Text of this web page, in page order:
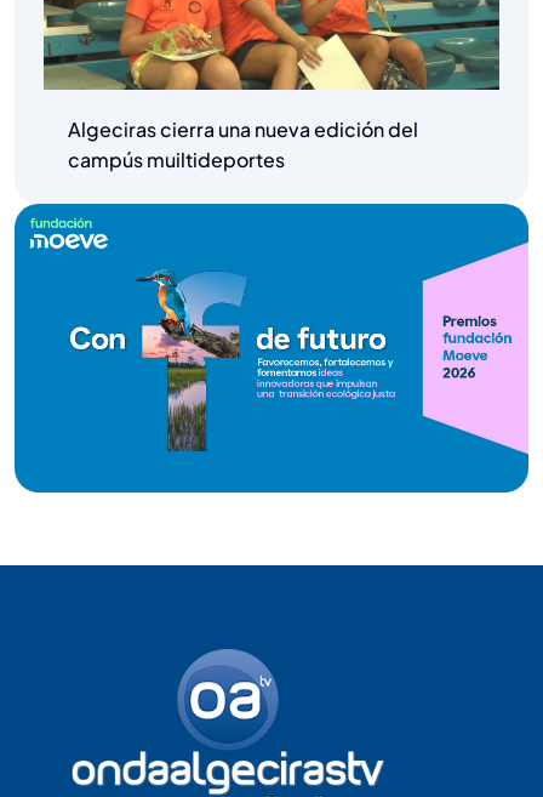
Algeciras cierra una nueva edición del
campús muiltideportes